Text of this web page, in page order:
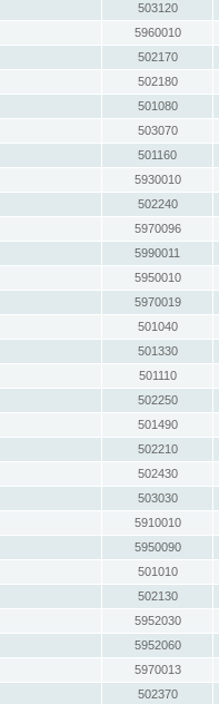
503120
5960010
502170
502180
501080
503070
501160
5930010
502240
5970096
5990011
5950010
5970019
501040
501330
501110
502250
501490
502210
502430
503030
5910010
5950090
501010
502130
5952030
5952060
5970013
502370